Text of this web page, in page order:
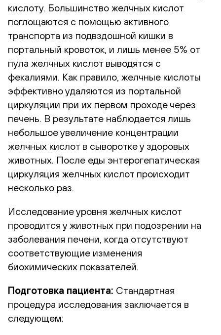
кислоту. Большинство желчных кислот
поглощаются с помощью активного
транспорта из подвздошной кишки в
портальный кровоток, и лишь менее 5% от
пула желчных кислот выводятся с
фекалиями. Как правило, желчные кислоты
эффективно удаляются из портальной
циркуляции при их первом проходе через
печень. В результате наблюдается лишь
небольшое увеличение концентрации
желчных кислот в сыворотке у здоровых
животных. После еды энтерогепатическая
циркуляция желчных кислот происходит
несколько раз.
Исследование уровня желчных кислот
проводится у животных при подозрении на
заболевания печени, когда отсутствуют
соответствующие изменения
биохимических показателей.
Подготовка пациента: Стандартная
процедура исследования заключается в
следующем: